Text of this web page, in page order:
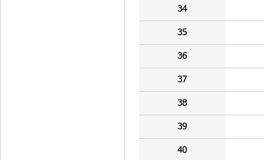
34
35
36
37
38
39
40